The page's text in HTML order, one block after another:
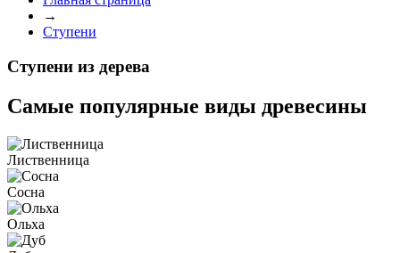
→
Ступени
Ступени из дерева
Самые популярные виды древесины
Лиственница
Сосна
Ольха